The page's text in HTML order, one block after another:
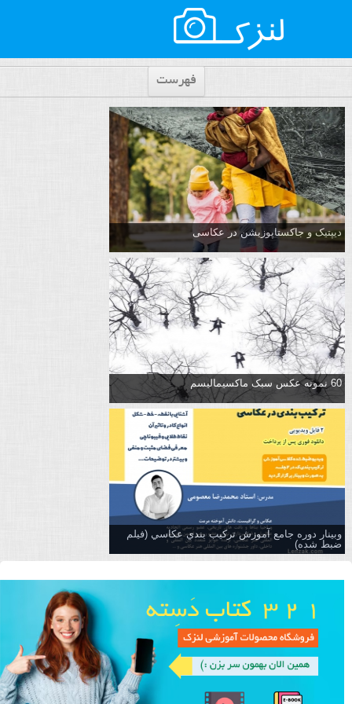
فهرست
دیپتیک و جاکستا‌پوزیشن در عکاسی
60 نمونه عکس سبک ماکسیمالیسم
وبینار دوره جامع آموزش تركيب بندي عكاسي (فیلم
ضبط شده)